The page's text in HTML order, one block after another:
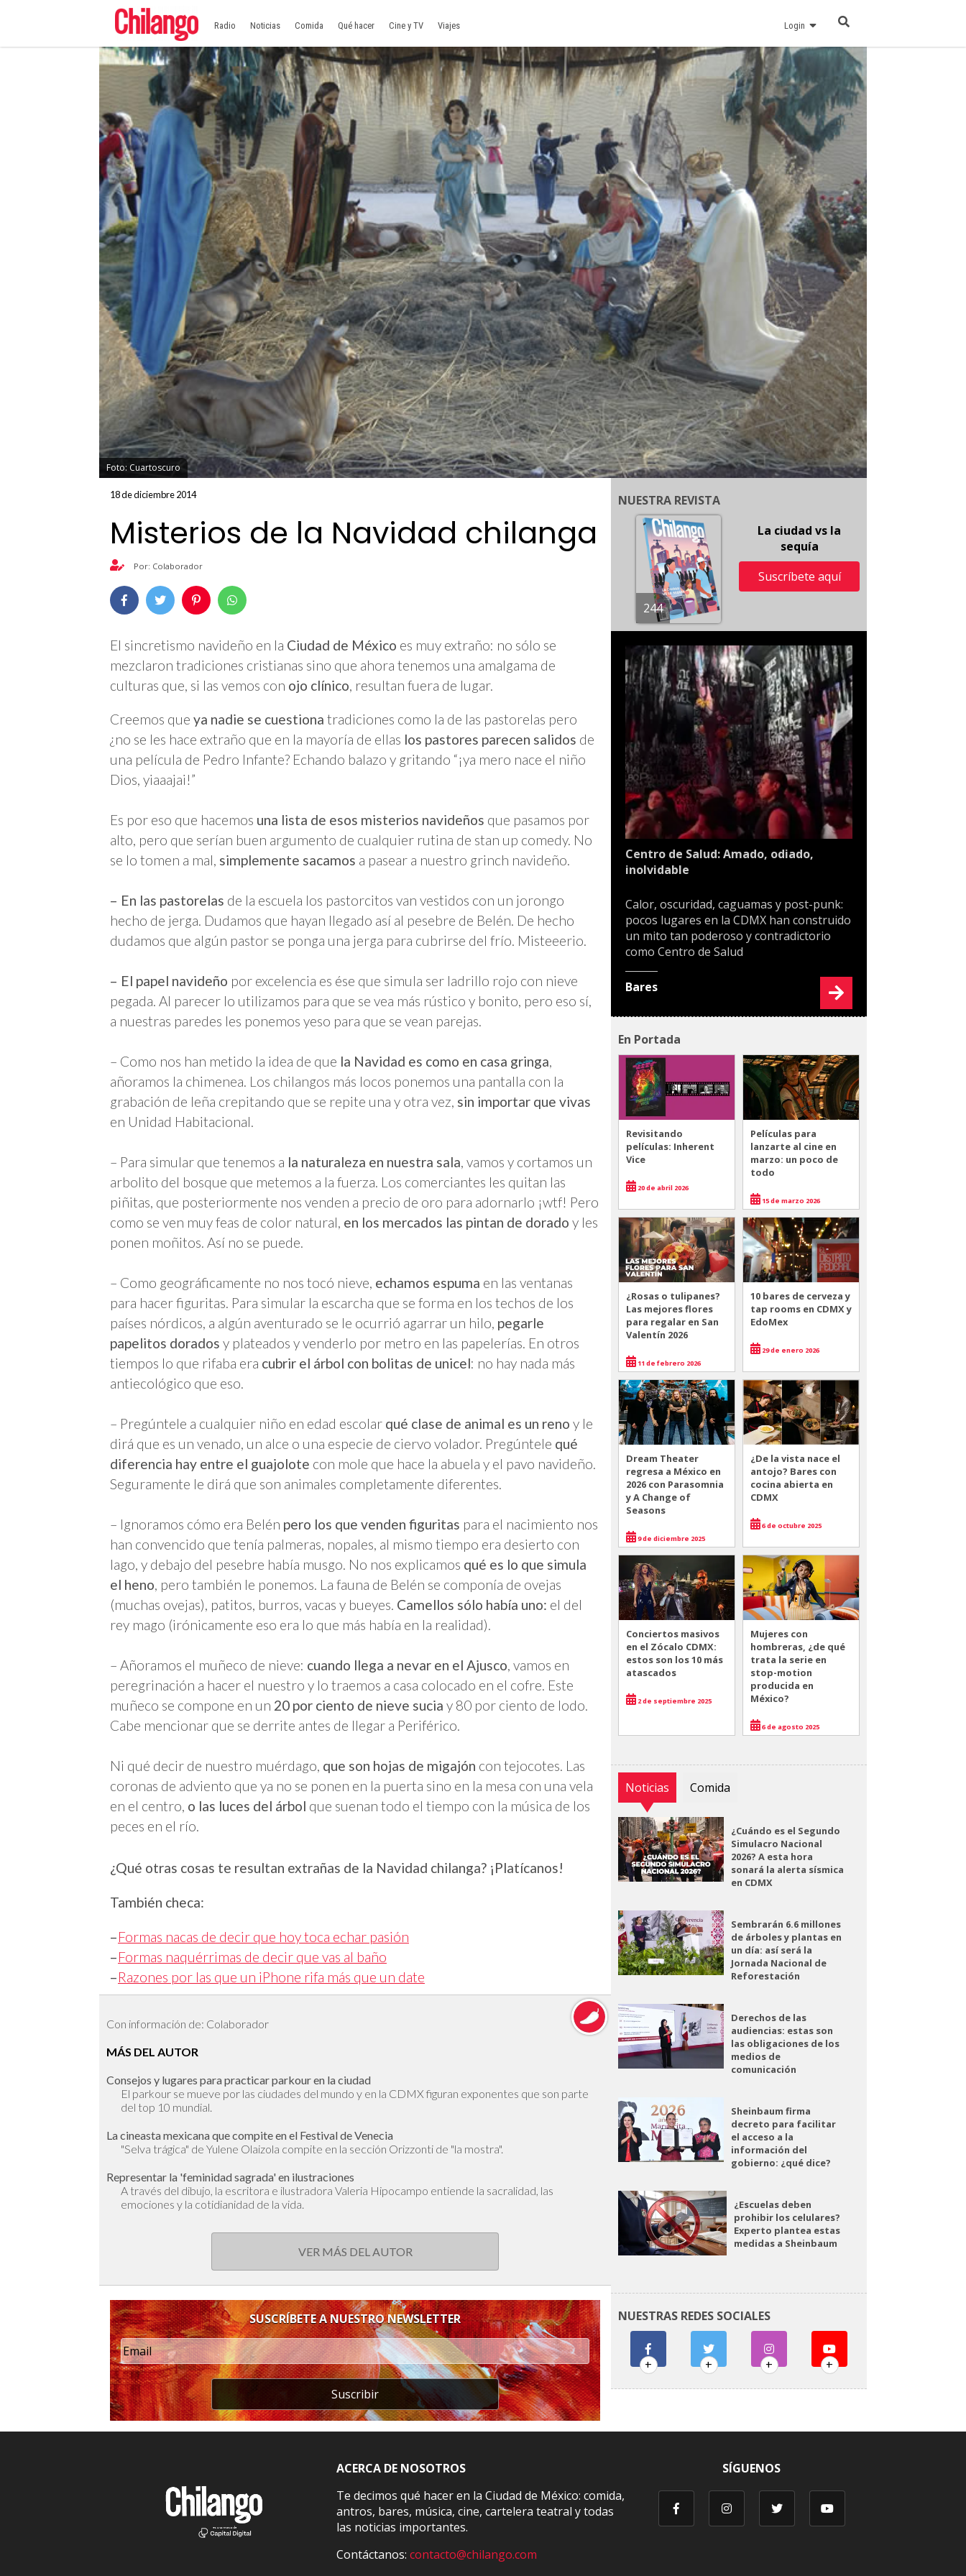
Radio Noticias Comida Qué hacer Cine y TV Viajes Login
Foto: Cuartoscuro
18 de diciembre 2014
Misterios de la Navidad chilanga
Por: Colaborador
El sincretismo navideño en la Ciudad de México es muy extraño: no sólo se
mezclaron tradiciones cristianas sino que ahora tenemos una amalgama de
culturas que, si las vemos con ojo clínico, resultan fuera de lugar.
Creemos que ya nadie se cuestiona tradiciones como la de las pastorelas pero
¿no se les hace extraño que en la mayoría de ellas los pastores parecen salidos de
una película de Pedro Infante? Echando balazo y gritando “¡ya mero nace el niño
Dios, yiaaajai!”
Es por eso que hacemos una lista de esos misterios navideños que pasamos por
alto, pero que serían buen argumento de cualquier rutina de stan up comedy. No
se lo tomen a mal, simplemente sacamos a pasear a nuestro grinch navideño.
– En las pastorelas de la escuela los pastorcitos van vestidos con un jorongo
hecho de jerga. Dudamos que hayan llegado así al pesebre de Belén. De hecho
dudamos que algún pastor se ponga una jerga para cubrirse del frío. Misteeerio.
– El papel navideño por excelencia es ése que simula ser ladrillo rojo con nieve
pegada. Al parecer lo utilizamos para que se vea más rústico y bonito, pero eso sí,
a nuestras paredes les ponemos yeso para que se vean parejas.
– Como nos han metido la idea de que la Navidad es como en casa gringa,
añoramos la chimenea. Los chilangos más locos ponemos una pantalla con la
grabación de leña crepitando que se repite una y otra vez, sin importar que vivas
en Unidad Habitacional.
– Para simular que tenemos a la naturaleza en nuestra sala, vamos y cortamos un
arbolito del bosque que metemos a la fuerza. Los comerciantes les quitan las
piñitas, que posteriormente nos venden a precio de oro para adornarlo ¡wtf! Pero
como se ven muy feas de color natural, en los mercados las pintan de dorado y les
ponen moñitos. Así no se puede.
– Como geográficamente no nos tocó nieve, echamos espuma en las ventanas
para hacer figuritas. Para simular la escarcha que se forma en los techos de los
países nórdicos, a algún aventurado se le ocurrió agarrar un hilo, pegarle
papelitos dorados y plateados y venderlo por metro en las papelerías. En otros
tiempos lo que rifaba era cubrir el árbol con bolitas de unicel: no hay nada más
antiecológico que eso.
– Pregúntele a cualquier niño en edad escolar qué clase de animal es un reno y le
dirá que es un venado, un alce o una especie de ciervo volador. Pregúntele qué
diferencia hay entre el guajolote con mole que hace la abuela y el pavo navideño.
Seguramente le dirá que son animales completamente diferentes.
– Ignoramos cómo era Belén pero los que venden figuritas para el nacimiento nos
han convencido que tenía palmeras, nopales, al mismo tiempo era desierto con
lago, y debajo del pesebre había musgo. No nos explicamos qué es lo que simula
el heno, pero también le ponemos. La fauna de Belén se componía de ovejas
(muchas ovejas), patitos, burros, vacas y bueyes. Camellos sólo había uno: el del
rey mago (irónicamente eso era lo que más había en la realidad).
– Añoramos el muñeco de nieve: cuando llega a nevar en el Ajusco, vamos en
peregrinación a hacer el nuestro y lo traemos a casa colocado en el cofre. Este
muñeco se compone en un 20 por ciento de nieve sucia y 80 por ciento de lodo.
Cabe mencionar que se derrite antes de llegar a Periférico.
Ni qué decir de nuestro muérdago, que son hojas de migajón con tejocotes. Las
coronas de adviento que ya no se ponen en la puerta sino en la mesa con una vela
en el centro, o las luces del árbol que suenan todo el tiempo con la música de los
peces en el río.
¿Qué otras cosas te resultan extrañas de la Navidad chilanga? ¡Platícanos!
También checa:
–Formas nacas de decir que hoy toca echar pasión
–Formas naquérrimas de decir que vas al baño
–Razones por las que un iPhone rifa más que un date
Con información de: Colaborador
MÁS DEL AUTOR
Consejos y lugares para practicar parkour en la ciudad
El parkour se mueve por las ciudades del mundo y en la CDMX figuran exponentes que son parte
del top 10 mundial.
La cineasta mexicana que compite en el Festival de Venecia
"Selva trágica" de Yulene Olaizola compite en la sección Orizzonti de "la mostra".
Representar la 'feminidad sagrada' en ilustraciones
A través del dibujo, la escritora e ilustradora Valeria Hipocampo entiende la sacralidad, las
emociones y la cotidianidad de la vida.
VER MÁS DEL AUTOR
SUSCRÍBETE A NUESTRO NEWSLETTER
Suscribir
NUESTRA REVISTA
244
La ciudad vs la
sequía
Suscríbete aquí
Centro de Salud: Amado, odiado,
inolvidable
Calor, oscuridad, caguamas y post-punk:
pocos lugares en la CDMX han construido
un mito tan poderoso y contradictorio
como Centro de Salud
Bares
En Portada
Revisitando
películas: Inherent
Vice
20 de abril 2026
Películas para
lanzarte al cine en
marzo: un poco de
todo
15 de marzo 2026
¿Rosas o tulipanes?
Las mejores flores
para regalar en San
Valentín 2026
11 de febrero 2026
10 bares de cerveza y
tap rooms en CDMX y
EdoMex
29 de enero 2026
Dream Theater
regresa a México en
2026 con Parasomnia
y A Change of
Seasons
9 de diciembre 2025
¿De la vista nace el
antojo? Bares con
cocina abierta en
CDMX
6 de octubre 2025
Conciertos masivos
en el Zócalo CDMX:
estos son los 10 más
atascados
2 de septiembre 2025
Mujeres con
hombreras, ¿de qué
trata la serie en
stop-motion
producida en
México?
6 de agosto 2025
Noticias Comida
¿Cuándo es el Segundo
Simulacro Nacional
2026? A esta hora
sonará la alerta sísmica
en CDMX
Sembrarán 6.6 millones
de árboles y plantas en
un día: así será la
Jornada Nacional de
Reforestación
Derechos de las
audiencias: estas son
las obligaciones de los
medios de
comunicación
Sheinbaum firma
decreto para facilitar
el acceso a la
información del
gobierno: ¿qué dice?
¿Escuelas deben
prohibir los celulares?
Experto plantea estas
medidas a Sheinbaum
NUESTRAS REDES SOCIALES
+ + + +
ACERCA DE NOSOTROS
Te decimos qué hacer en la Ciudad de México: comida,
antros, bares, música, cine, cartelera teatral y todas
las noticias importantes.
Contáctanos:contacto@chilango.com
SÍGUENOS